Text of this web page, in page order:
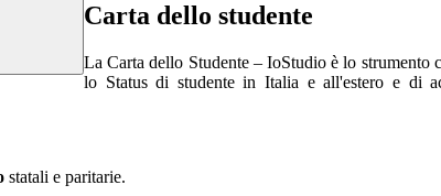
Carta dello studente
La Carta dello Studente – IoStudio è lo strumento
lo Status di studente in Italia e all'estero e di
statali e paritarie.